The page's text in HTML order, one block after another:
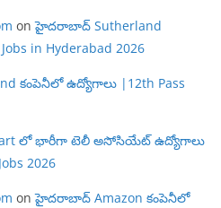
onహైదరాబాద్ Sutherland
in Hyderabad 2026
కంపెనీలో ఉద్యోగాలు |12th Pass
లో భారీగా టెలీ అసోసియేట్ ఉద్యోగాలు
2026
onహైదరాబాద్ Amazon కంపెనీలో